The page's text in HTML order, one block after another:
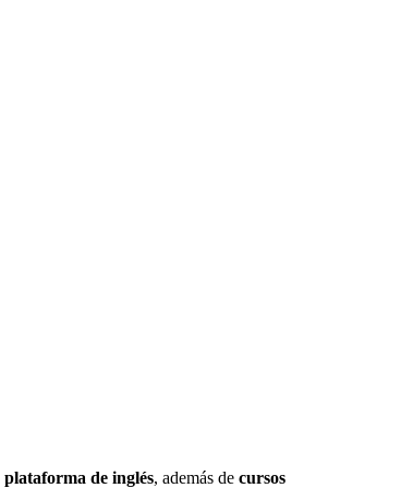
plataforma de inglés, además de cursos